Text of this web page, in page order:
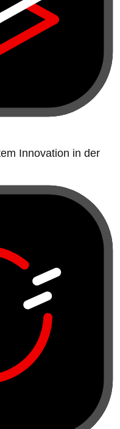
Innovation in der